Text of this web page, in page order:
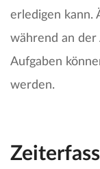
erledigen kann.
während an der
Aufgaben
werden.